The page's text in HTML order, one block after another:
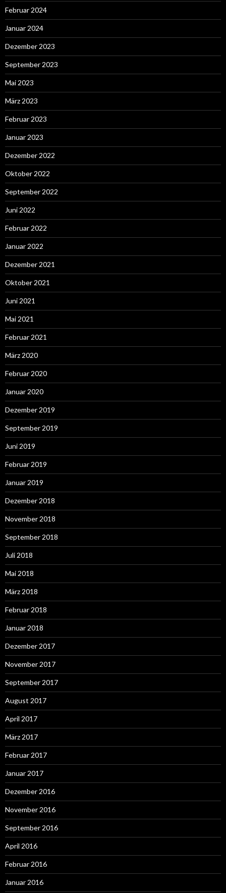
Februar 2024
Januar 2024
Dezember 2023
September 2023
Mai 2023
März 2023
Februar 2023
Januar 2023
Dezember 2022
Oktober 2022
September 2022
Juni 2022
Februar 2022
Januar 2022
Dezember 2021
Oktober 2021
Juni 2021
Mai 2021
Februar 2021
März 2020
Februar 2020
Januar 2020
Dezember 2019
September 2019
Juni 2019
Februar 2019
Januar 2019
Dezember 2018
November 2018
September 2018
Juli 2018
Mai 2018
März 2018
Februar 2018
Januar 2018
Dezember 2017
November 2017
September 2017
August 2017
April 2017
März 2017
Februar 2017
Januar 2017
Dezember 2016
November 2016
September 2016
April 2016
Februar 2016
Januar 2016